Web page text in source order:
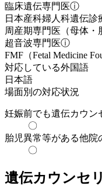
臨床遺伝専門医ⓘ
日本産科婦人科遺伝診
周産期専門医（母体・
超音波専門医ⓘ
FMF（Fetal Medicine
対応している外国語
日本語
場面別の対応状況
妊娠前でも遺伝カウン
〇
胎児異常等がある他院
〇
遺伝カウンセ